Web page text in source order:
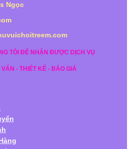
Ngọc
TÔI ĐỂ NHẬN ĐƯỢC DỊCH VỤ
VẤN - THIẾT KẾ - BÁO GIÁ